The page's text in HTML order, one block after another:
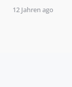
12 Jahren ago